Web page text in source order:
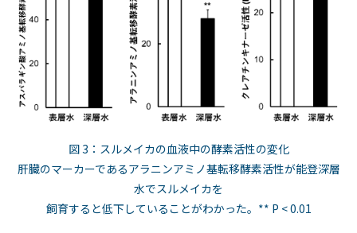
図 3：スルメイカの血液中の酵素活性の変化
肝臓のマーカーであるアラニンアミノ基転移酵素活性が能登深層
水でスルメイカを
飼育すると低下していることがわかった。** P < 0.01